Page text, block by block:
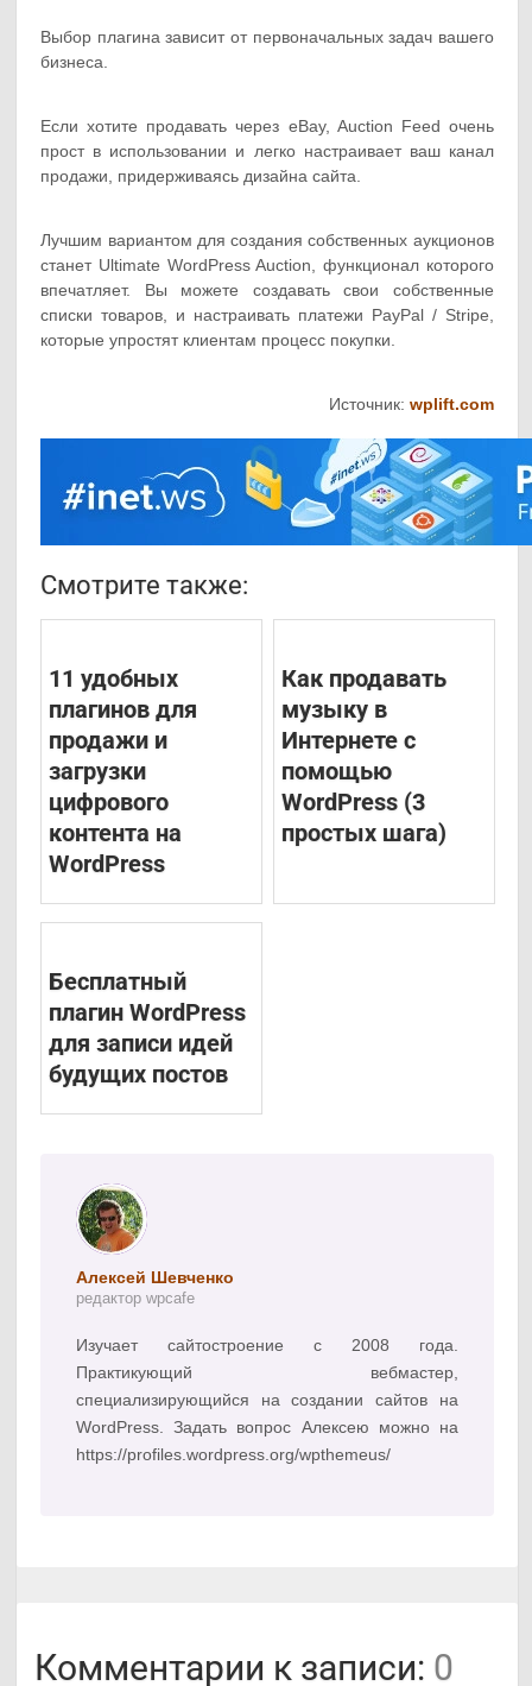
Выбор плагина зависит от первоначальных задач вашего
бизнеса.
Если хотите продавать через eBay, Auction Feed очень
прост в использовании и легко настраивает ваш канал
продажи, придерживаясь дизайна сайта.
Лучшим вариантом для создания собственных аукционов
станет Ultimate WordPress Auction, функционал которого
впечатляет. Вы можете создавать свои собственные
списки товаров, и настраивать платежи PayPal / Stripe,
которые упростят клиентам процесс покупки.
Источник: wplift.com
Смотрите также:
11 удобных
плагинов для
продажи и
загрузки
цифрового
контента на
WordPress
Как продавать
музыку в
Интернете с
помощью
WordPress (3
простых шага)
Бесплатный
плагин WordPress
для записи идей
будущих постов
Алексей Шевченко
редактор wpcafe
Изучает сайтостроение с 2008 года.
Практикующий вебмастер,
специализирующийся на создании сайтов на
WordPress. Задать вопрос Алексею можно на
https://profiles.wordpress.org/wpthemeus/
Комментарии к записи: 0